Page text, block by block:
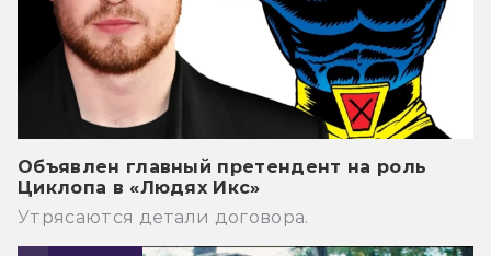
Объявлен главный претендент на роль
Циклопа в «Людях Икс»
Утрясаются детали договора.